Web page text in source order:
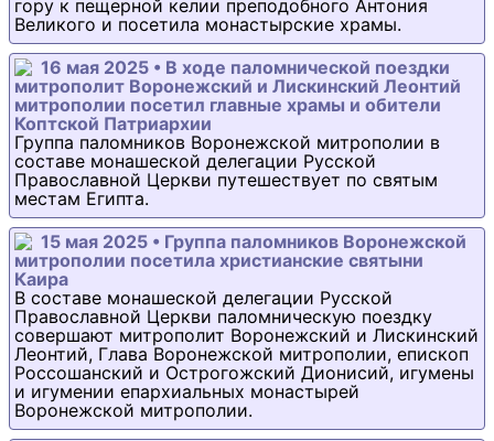
гору к пещерной келии преподобного Антония
Великого и посетила монастырские храмы.
16 мая 2025 • В ходе паломнической поездки
митрополит Воронежский и Лискинский Леонтий
митрополии посетил главные храмы и обители
Коптской Патриархии
Группа паломников Воронежской митрополии в
составе монашеской делегации Русской
Православной Церкви путешествует по святым
местам Египта.
15 мая 2025 • Группа паломников Воронежской
митрополии посетила христианские святыни
Каира
В составе монашеской делегации Русской
Православной Церкви паломническую поездку
совершают митрополит Воронежский и Лискинский
Леонтий, Глава Воронежской митрополии, епископ
Россошанский и Острогожский Дионисий, игумены
и игумении епархиальных монастырей
Воронежской митрополии.